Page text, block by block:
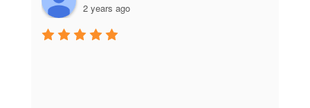
2 years ago